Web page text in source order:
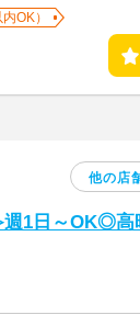
OK）
他の店
週1日～OK◎高